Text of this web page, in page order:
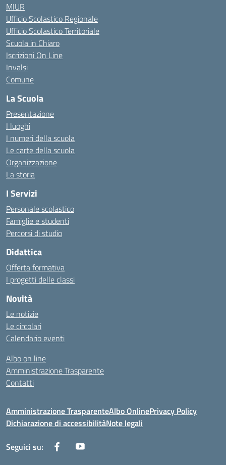
MIUR
Ufficio Scolastico Regionale
Ufficio Scolastico Territoriale
Scuola in Chiaro
Iscrizioni On Line
Invalsi
Comune
La Scuola
Presentazione
I luoghi
I numeri della scuola
Le carte della scuola
Organizzazione
La storia
I Servizi
Personale scolastico
Famiglie e studenti
Percorsi di studio
Didattica
Offerta formativa
I progetti delle classi
Novità
Le notizie
Le circolari
Calendario eventi
Albo on line
Amministrazione Trasparente
Contatti
Amministrazione TrasparenteAlbo OnlinePrivacy Policy
Dichiarazione di accessibilitàNote legali
Seguici su: